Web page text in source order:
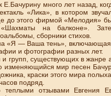
много лет назад,
«Лика», в котором
до этого фирмой «Мелодия»
на балконе».
сборники стихов.
«Я — Ваша тень»,
и фотографии разных лет.
существующих в жанре
изменяющийся мир песен
краски этого мира
подряд.
отзывами Евгения